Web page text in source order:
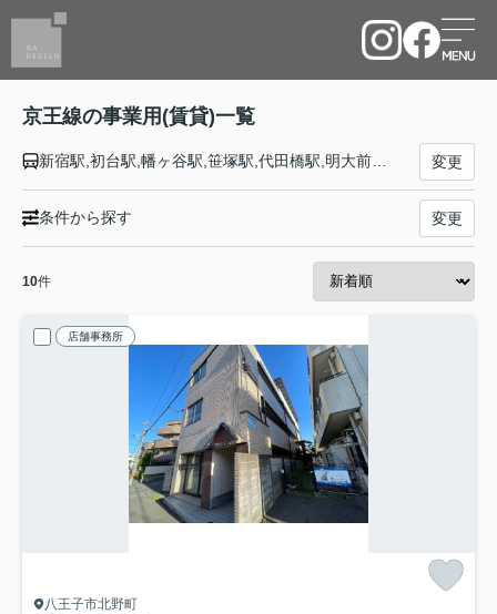
京王線の事業用(賃貸)一覧
変更
条件から探す 変更
10件
店舗事務所
八王子市北野町